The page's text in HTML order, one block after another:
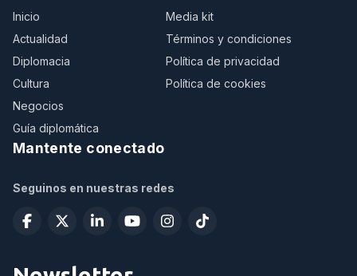
Inicio
Actualidad
Diplomacia
Cultura
Negocios
Guía diplomática
Media kit
Términos y condiciones
Política de privacidad
Política de cookies
Mantente conectado
Seguinos en nuestras redes